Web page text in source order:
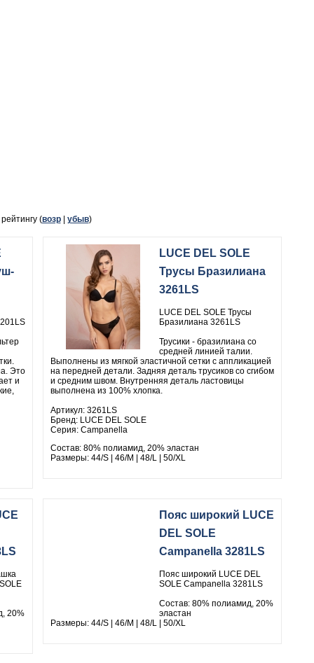
(возр| убыв)
Это
и
LUCE DEL SOLE
Трусы Бразилиана
3261LS
LUCE DEL SOLE Трусы
Бразилиана 3261LS
Трусики - бразилиана со
средней линией талии.
Выполнены из мягкой эластичной сетки с аппликацией
на передней детали. Задняя деталь трусиков со сгибом
и средним швом. Внутренняя деталь ластовицы
выполнена из 100% хлопка.
Артикул: 3261LS
Бренд: LUCE DEL SOLE
Серия: Campanella
Состав: 80% полиамид, 20% эластан
Размеры: 44/S | 46/M | 48/L | 50/XL
20%
Пояс широкий LUCE
DEL SOLE
Campanella 3281LS
Пояс широкий LUCE DEL
SOLE Campanella 3281LS
Состав: 80% полиамид, 20%
эластан
Размеры: 44/S | 46/M | 48/L | 50/XL